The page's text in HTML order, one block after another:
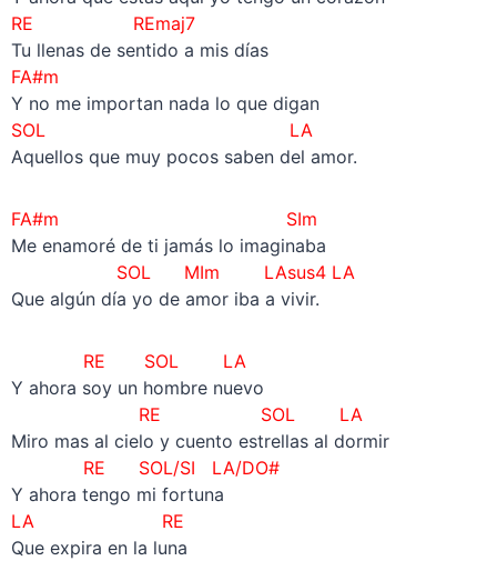
RE REmaj7
Tu llenas de sentido a mis días
FA#m
Y no me importan nada lo que digan
SOL LA
Aquellos que muy pocos saben del amor.
FA#m SIm
Me enamoré de ti jamás lo imaginaba
SOL MIm LAsus4 LA
Que algún día yo de amor iba a vivir.
RE SOL LA
Y ahora soy un hombre nuevo
RE
SOL LA
Miro mas al cielo y cuento estrellas al dormir
RE SOL/SI LA/DO#
Y ahora tengo mi fortuna
LA RE
Que expira en la luna